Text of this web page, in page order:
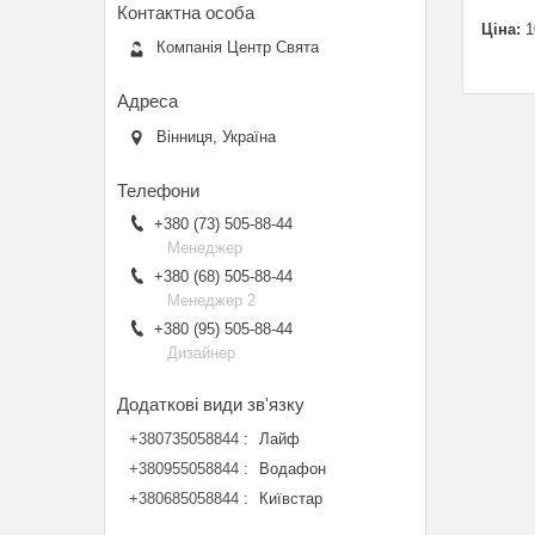
Ціна:
Компанія Центр Свята
Вінниця, Україна
+380 (73) 505-88-44
Менеджер
+380 (68) 505-88-44
Менеджер 2
+380 (95) 505-88-44
Дизайнер
+380735058844
Лайф
+380955058844
Водафон
+380685058844
Київстар